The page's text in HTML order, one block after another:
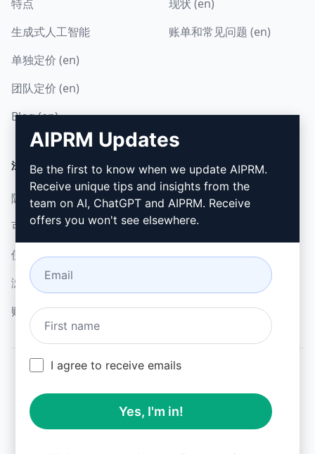
特点
生成式人工智能
单独定价 (en)
团队定价 (en)
Blog (en)
现状 (en)
账单和常见问题 (en)
法律
隐私政策 (en)
可接受使用政策 (en)
使用条款 (en)
浏览器扩展术语 (en)
账单条款 (en)
下载
如何安装 (en)
谷歌浏览器 (en)
微软边缘 (en)
All logos, trademarks, and registered trademarks are the
property of their respective owners.
AIPRM and other related brand names are registered
AIPRM Updates
Be the first to know when we update AIPRM.
Receive unique tips and insights from the
team on AI, ChatGPT and AIPRM. Receive
offers you won't see elsewhere.
I agree to receive emails
Yes, I'm in!